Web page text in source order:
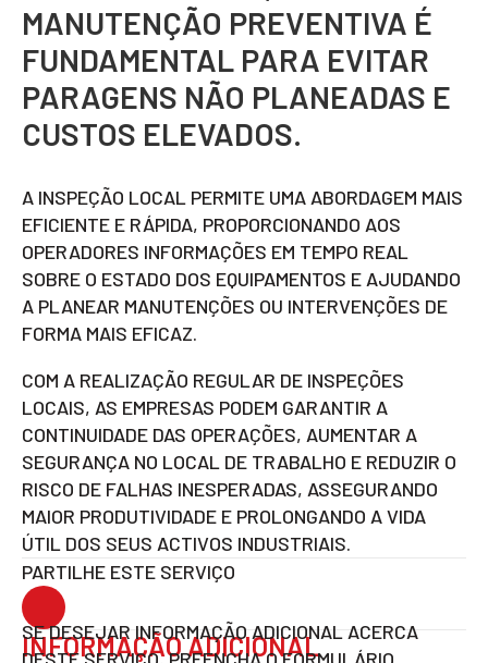
MANUTENÇÃO PREVENTIVA É
FUNDAMENTAL PARA EVITAR
PARAGENS NÃO PLANEADAS E
CUSTOS ELEVADOS.
A INSPEÇÃO LOCAL PERMITE UMA ABORDAGEM MAIS
EFICIENTE E RÁPIDA, PROPORCIONANDO AOS
OPERADORES INFORMAÇÕES EM TEMPO REAL
SOBRE O ESTADO DOS EQUIPAMENTOS E AJUDANDO
A PLANEAR MANUTENÇÕES OU INTERVENÇÕES DE
FORMA MAIS EFICAZ.
COM A REALIZAÇÃO REGULAR DE INSPEÇÕES
LOCAIS, AS EMPRESAS PODEM GARANTIR A
CONTINUIDADE DAS OPERAÇÕES, AUMENTAR A
SEGURANÇA NO LOCAL DE TRABALHO E REDUZIR O
RISCO DE FALHAS INESPERADAS, ASSEGURANDO
MAIOR PRODUTIVIDADE E PROLONGANDO A VIDA
ÚTIL DOS SEUS ACTIVOS INDUSTRIAIS.
PARTILHE ESTE SERVIÇO
INFORMAÇÃO ADICIONAL
SE DESEJAR INFORMAÇÃO ADICIONAL ACERCA